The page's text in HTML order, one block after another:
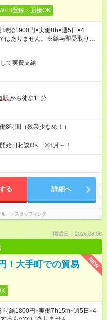
登録・面接OK
給1900円×実働8h×週5日×4
はありません。※給与即受取りサ
て実費支給
駅から徒歩11分
8時間（残業少なめ！）
始日相談OK ※8月～！
る 詳細へ
ートスタッフィング
掲載日：2026.08.08
NEW
！大手町での貿易
給1800円×実働7h15m×週5日×4